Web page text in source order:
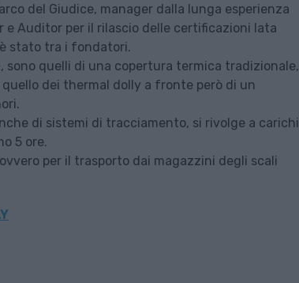
del Giudice, manager dalla lunga esperienza
Auditor per il rilascio delle certificazioni Iata
stato tra i fondatori.
sono quelli di una copertura termica tradizionale,
dei thermal dolly a fronte però di un
di sistemi di tracciamento, si rivolge a carichi
5 ore.
per il trasporto dai magazzini degli scali